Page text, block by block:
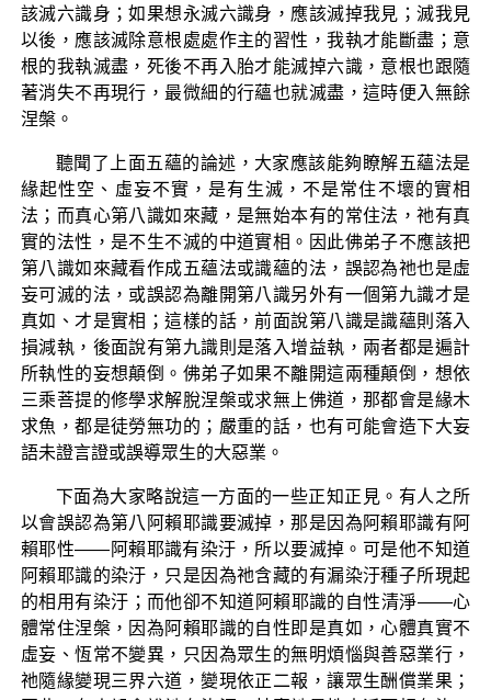
該滅六識身；如果想永滅六識身，應該滅掉我見；滅我見
以後，應該滅除意根處處作主的習性，我執才能斷盡；意
根的我執滅盡，死後不再入胎才能滅掉六識，意根也跟隨
著消失不再現行，最微細的行蘊也就滅盡，這時便入無餘
涅槃。
聽聞了上面五蘊的論述，大家應該能夠瞭解五蘊法是
緣起性空、虛妄不實，是有生滅，不是常住不壞的實相
法；而真心第八識如來藏，是無始本有的常住法，祂有真
實的法性，是不生不滅的中道實相。因此佛弟子不應該把
第八識如來藏看作成五蘊法或識蘊的法，誤認為祂也是虛
妄可滅的法，或誤認為離開第八識另外有一個第九識才是
真如、才是實相；這樣的話，前面說第八識是識蘊則落入
損減執，後面說有第九識則是落入增益執，兩者都是遍計
所執性的妄想顛倒。佛弟子如果不離開這兩種顛倒，想依
三乘菩提的修學求解脫涅槃或求無上佛道，那都會是緣木
求魚，都是徒勞無功的；嚴重的話，也有可能會造下大妄
語未證言證或誤導眾生的大惡業。
下面為大家略說這一方面的一些正知正見。有人之所
以會誤認為第八阿賴耶識要滅掉，那是因為阿賴耶識有阿
賴耶性——阿賴耶識有染汙，所以要滅掉。可是他不知道
阿賴耶識的染汙，只是因為祂含藏的有漏染汙種子所現起
的相用有染汙；而他卻不知道阿賴耶識的自性清淨——心
體常住涅槃，因為阿賴耶識的自性即是真如，心體真實不
虛妄、恆常不變異，只因為眾生的無明煩惱與善惡業行，
祂隨緣變現三界六道，變現依正二報，讓眾生酬償業果；